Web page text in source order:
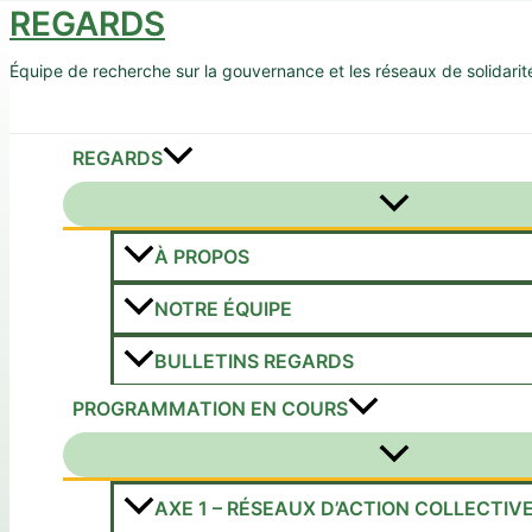
Aller
contenu
REGARDS
Équipe de recherche sur la gouvernance et les réseaux de
REGARDS
Permutateur
Menu
À PROPOS
NOTRE ÉQUIPE
BULLETINS REGARDS
PROGRAMMATION EN COURS
Permutateur
de
Menu
AXE 1 – RÉSEAUX D’ACTION